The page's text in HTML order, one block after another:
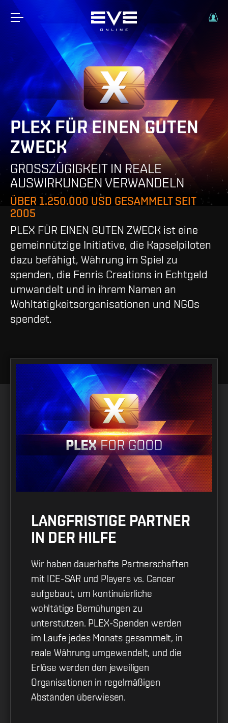
PLEX FÜR EINEN GUTEN
ZWECK
GROSSZÜGIGKEIT IN REALE
AUSWIRKUNGEN VERWANDELN
ÜBER 1.250.000 USD GESAMMELT SEIT
2005
PLEX FÜR EINEN GUTEN ZWECK ist eine
gemeinnützige Initiative, die Kapselpiloten
dazu befähigt, Währung im Spiel zu
spenden, die Fenris Creations in Echtgeld
umwandelt und in ihrem Namen an
Wohltätigkeitsorganisationen und NGOs
spendet.
LANGFRISTIGE PARTNER
IN DER HILFE
Wir haben dauerhafte Partnerschaften
mit ICE-SAR und Players vs. Cancer
aufgebaut, um kontinuierliche
wohltätige Bemühungen zu
unterstützen. PLEX-Spenden werden
im Laufe jedes Monats gesammelt, in
reale Währung umgewandelt, und die
Erlöse werden den jeweiligen
Organisationen in regelmäßigen
Abständen überwiesen.